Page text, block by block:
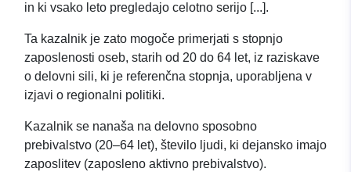
in ki vsako leto pregledajo celotno serijo [...].
Ta kazalnik je zato mogoče primerjati s stopnjo
zaposlenosti oseb, starih od 20 do 64 let, iz raziskave
o delovni sili, ki je referenčna stopnja, uporabljena v
izjavi o regionalni politiki.
Kazalnik se nanaša na delovno sposobno
prebivalstvo (20–64 let), število ljudi, ki dejansko imajo
zaposlitev (zaposleno aktivno prebivalstvo).